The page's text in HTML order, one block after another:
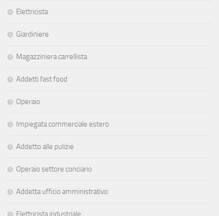
Elettricista
Giardiniere
Magazziniera carrellista
Addetti fast food
Operaio
Impiegata commerciale estero
Addetto alle pulizie
Operaio settore conciario
Addetta ufficio amministrativo
Elettricista industriale